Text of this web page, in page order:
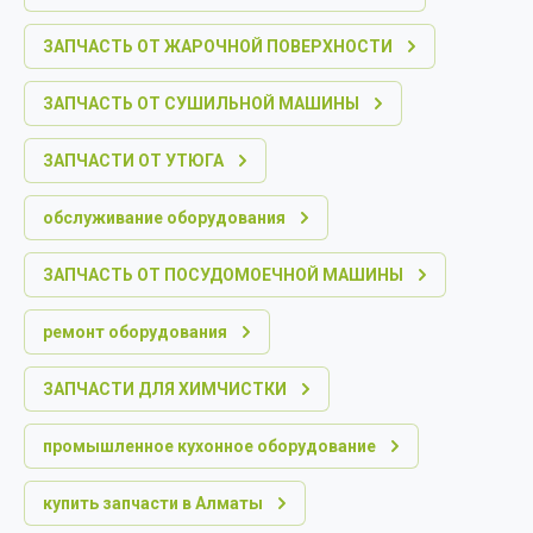
ЗАПЧАСТЬ ОТ ЖАРОЧНОЙ ПОВЕРХНОСТИ
ЗАПЧАСТЬ ОТ СУШИЛЬНОЙ МАШИНЫ
ЗАПЧАСТИ ОТ УТЮГА
обслуживание оборудования
ЗАПЧАСТЬ ОТ ПОСУДОМОЕЧНОЙ МАШИНЫ
ремонт оборудования
ЗАПЧАСТИ ДЛЯ ХИМЧИСТКИ
промышленное кухонное оборудование
купить запчасти в Алматы